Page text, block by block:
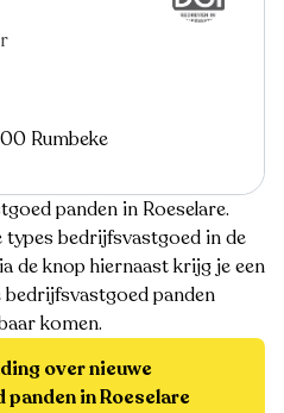
Rumbeke
panden in Roeselare.
bedrijfsvastgoed in de
de knop hiernaast krijg je een
bedrijfsvastgoed panden
komen.
over nieuwe
in Roeselare